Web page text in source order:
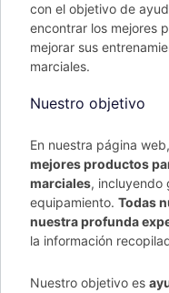
con el objetivo de
encontrar los mejores
mejorar sus
marciales.
Nuestro objetivo
En nuestra página
mejores productos
marciales, incluyendo
equipamiento. Todas
nuestra profunda
la información
Nuestro objetivo es